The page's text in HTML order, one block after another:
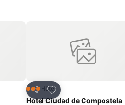
Partager
Ajouter à mes favoris
3 ÉtoilesHôtel
Hotel Ciudad de Compostela